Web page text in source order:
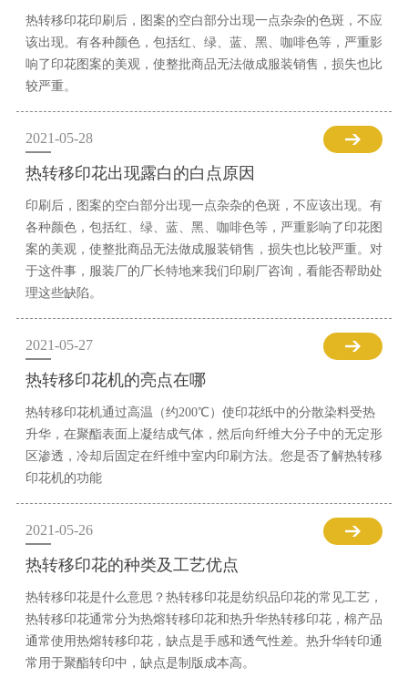
热转移印花印刷后，图案的空白部分出现一点杂杂的色斑，不应
该出现。有各种颜色，包括红、绿、蓝、黑、咖啡色等，严重影
响了印花图案的美观，使整批商品无法做成服装销售，损失也比
较严重。
2021-05-28
热转移印花出现露白的白点原因
印刷后，图案的空白部分出现一点杂杂的色斑，不应该出现。有
各种颜色，包括红、绿、蓝、黑、咖啡色等，严重影响了印花图
案的美观，使整批商品无法做成服装销售，损失也比较严重。对
于这件事，服装厂的厂长特地来我们印刷厂咨询，看能否帮助处
理这些缺陷。
2021-05-27
热转移印花机的亮点在哪
热转移印花机通过高温（约200℃）使印花纸中的分散染料受热
升华，在聚酯表面上凝结成气体，然后向纤维大分子中的无定形
区渗透，冷却后固定在纤维中室内印刷方法。您是否了解热转移
印花机的功能
2021-05-26
热转移印花的种类及工艺优点
热转移印花是什么意思？热转移印花是纺织品印花的常见工艺，
热转移印花通常分为热熔转移印花和热升华热转移印花，棉产品
通常使用热熔转移印花，缺点是手感和透气性差。热升华转印通
常用于聚酯转印中，缺点是制版成本高。